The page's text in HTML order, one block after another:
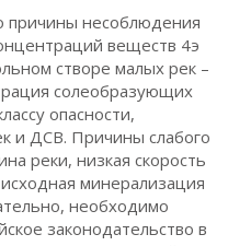
причины несоблюдения
веществ 4э
створе малых рек –
солеобразующих
опасности,
и ДСВ. Причины слабого
реки, низкая скорость
минерализация
необходимо
законодательство в